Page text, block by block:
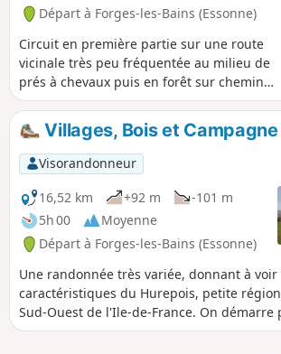
Départ à Forges-les-Bains (Essonne)
Circuit en première partie sur une route
vicinale très peu fréquentée au milieu de
prés à chevaux puis en forêt sur chemin
sablonneux où se trouvent de vieux arbres
dont un creux qui peut abriter un homme.
Parcours en revêtement idéal s'il a plu les
jours précédents.
Villages, Bois et
Visorandonneur
16,52 km
+92 m
-101 m
5h 00
Moyenne
Départ à Forges-les-Bains (Essonne)
Une randonnée très variée, donnant à
caractéristiques du Hurepois, petite
Sud-Ouest de l'Ile-de-France. On démarre
villages au riche patrimoine : églises,